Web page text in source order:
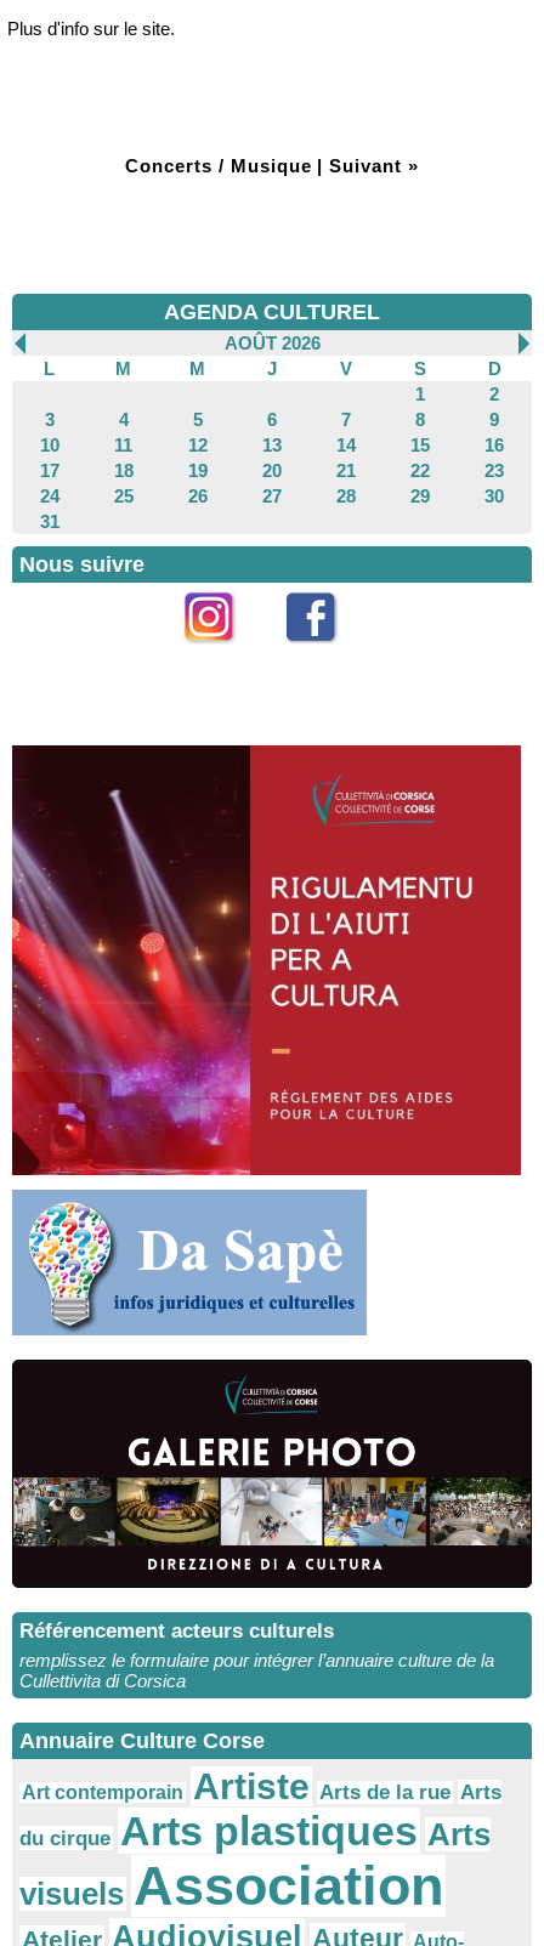
Plus d'info sur le site.
Concerts / Musique | Suivant »
AGENDA CULTUREL
AOÛT 2026
L
M M J V S
D
1
2
3
4 5 6 7 8
9
10
11 12 13 14 15
16
17
18 19 20 21 22
23
24
25 26 27 28 29
30
31
Nous suivre
Référencement acteurs culturels
remplissez le formulaire pour intégrer l’annuaire culture de la
Cullettivita di Corsica
Annuaire Culture Corse
Art contemporain Artiste Arts de la rue Arts
du cirque Arts plastiques Arts
visuels Association
Atelier Audiovisuel Auteur